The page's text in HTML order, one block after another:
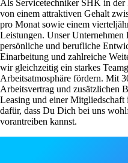
Als Servicetechniker SHK in
von einem attraktiven Gehalt
pro Monat sowie einem
Leistungen. Unser
persönliche und berufliche
Einarbeitung und zahlreiche
wir gleichzeitig ein starkes
Arbeitsatmosphäre fördern. Mit
Arbeitsvertrag und zusätzlichen
Leasing und einer
dafür, dass Du Dich bei uns
vorantreiben kannst.